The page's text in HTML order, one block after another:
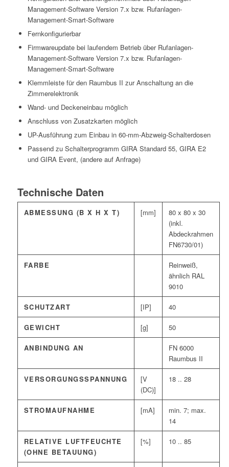
Management-Software Version 7.x bzw. Rufanlagen-
Management-Smart-Software
Fernkonfigurierbar
Firmwareupdate bei laufendem Betrieb über Rufanlagen-
Management-Software Version 7.x bzw. Rufanlagen-
Management-Smart-Software
Klemmleiste für den Raumbus II zur Anschaltung an die
Zimmerelektronik
Wand- und Deckeneinbau möglich
Anschluss von Zusatzkarten möglich
UP-Ausführung zum Einbau in 60-mm-Abzweig-Schalterdosen
Passend zu Schalterprogramm GIRA Standard 55, GIRA E2
und GIRA Event, (andere auf Anfrage)
Technische Daten
ABMESSUNG (B X H X T) [mm]
80 x 80 x 30
(inkl.
Abdeckrahmen
FN6730/01)
FARBE
Reinweiß,
ähnlich RAL
9010
SCHUTZART [IP] 40
GEWICHT [g] 50
ANBINDUNG AN
FN 6000
Raumbus II
VERSORGUNGSSPANNUNG
[V
(DC)]
18 .. 28
STROMAUFNAHME [mA]
min. 7; max.
14
RELATIVE LUFTFEUCHTE
(OHNE BETAUUNG)
[%] 10 .. 85